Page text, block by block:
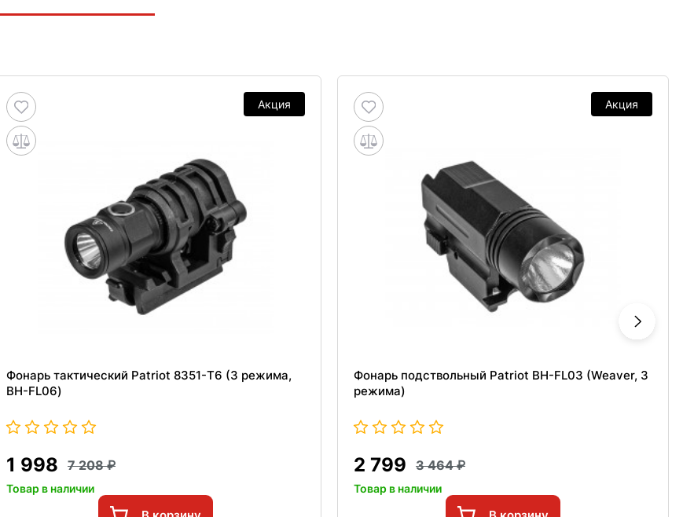
Акция
Фонарь тактический Patriot 8351-Т6 (3 режима,
BH-FL06)
1 998 7 208
Товар в наличии
Акция
Фонарь подствольный Patriot BH-FL03 (Weaver, 3
режима)
2 799 3 464
Товар в наличии